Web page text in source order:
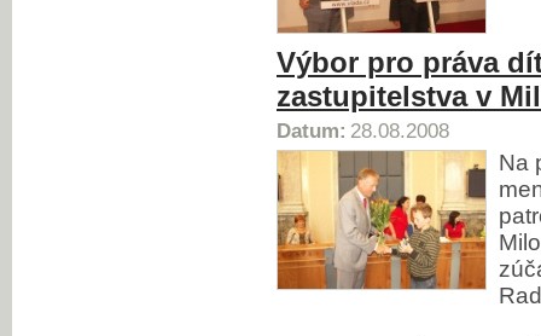
Výbor pro práva
zastupitelstva v
Datum: 28.08.2008
Na